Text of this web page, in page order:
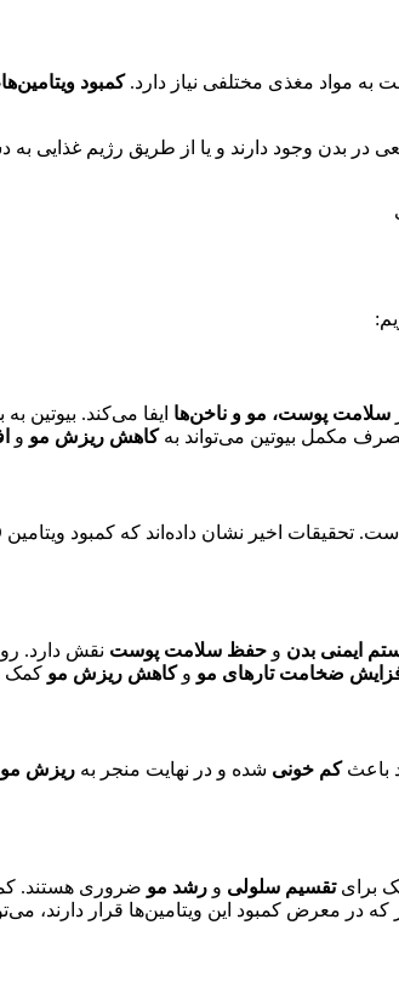
به مواد مغذی مختلفی نیاز دارد.کمبود
بدن وجود دارند و یا از طریق رژیم غذایی
سلامت پوست، مو و ناخن‌ها ایفا می‌کند. بیوتین
مکمل بیوتین می‌تواند بهکاهش ریزش مو و
ایمنی بدن و حفظ سلامت پوست نقش دارد.
ضخامت تارهای مو وکاهش ریزش مو کمک
باعثکم خونی شده و در نهایت منجر به ریزش مو
تقسیم سلولی و رشد مو ضروری هستند.